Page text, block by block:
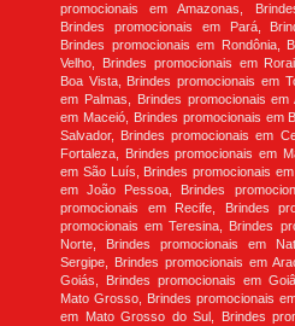
promocionais em Amazonas,
Brindes promocionais em Pará,
Brindes promocionais em Rondônia,
Velho, Brindes promocionais em
Boa Vista, Brindes promocionais em
em Palmas, Brindes promocionais em
em Maceió, Brindes promocionais em
Salvador, Brindes promocionais em
Fortaleza, Brindes promocionais em
em São Luís, Brindes promocionais
em João Pessoa, Brindes
promocionais em Recife, Brindes
promocionais em Teresina, Brindes
Norte, Brindes promocionais em
Sergipe, Brindes promocionais em
Goiás, Brindes promocionais em
Mato Grosso, Brindes promocionais
em Mato Grosso do Sul, Brindes